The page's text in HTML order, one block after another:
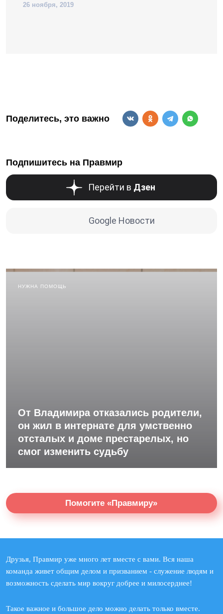
26 ноября, 2019
Поделитесь, это важно
Подпишитесь на Правмир
Перейти в Дзен
Google Новости
НУЖНА ПОМОЩЬ
От Владимира отказались родители,
он жил в интернате для умственно
отсталых и доме престарелых, но
смог изменить судьбу
Помогите «Правмиру»
Друзья, Правмир уже много лет вместе с вами. Вся наша
команда живет общим делом и призванием - служение людям и
возможность сделать мир вокруг добрее и милосерднее!
Такое важное и большое дело можно делать только вместе.